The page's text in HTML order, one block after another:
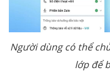
Người dùng có thể
lớp để